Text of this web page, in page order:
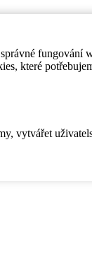
které
vytvářet